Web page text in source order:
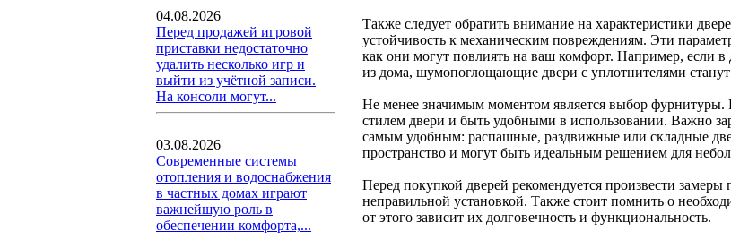
04.08.2026
Перед продажей игровой
приставки недостаточно
удалить несколько игр и
выйти из учётной записи.
На консоли могут...
03.08.2026
Современные системы
отопления и водоснабжения
в частных домах играют
важнейшую роль в
обеспечении комфорта,...
Также следует обратить внимание на характеристики
устойчивость к механическим повреждениям. Эти
как они могут повлиять на ваш комфорт. Например, если
из дома, шумопоглощающие двери с уплотнителями
Не менее значимым моментом является выбор фурнитуры.
стилем двери и быть удобными в использовании. Важно
самым удобным: распашные, раздвижные или складные
пространство и могут быть идеальным решением для
Перед покупкой дверей рекомендуется произвести
неправильной установкой. Также стоит помнить о
от этого зависит их долговечность и функциональность.